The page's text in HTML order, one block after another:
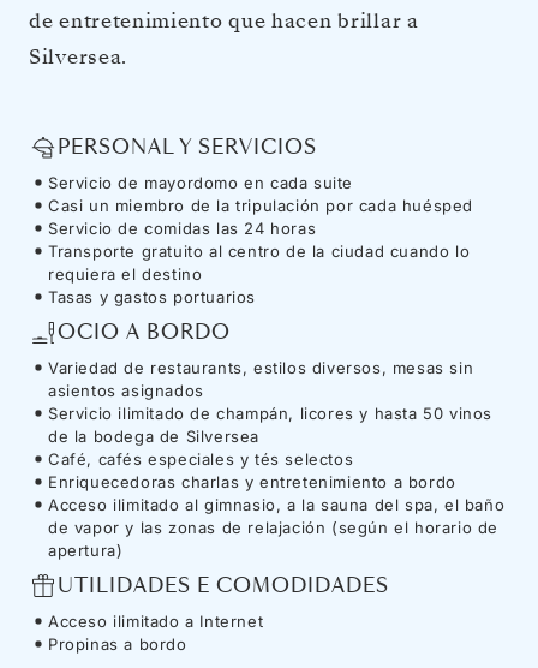
de entretenimiento que hacen brillar a
Silversea.
PERSONAL Y SERVICIOS
Servicio de mayordomo en cada suite
Casi un miembro de la tripulación por cada huésped
Servicio de comidas las 24 horas
Transporte gratuito al centro de la ciudad cuando lo
requiera el destino
Tasas y gastos portuarios
OCIO A BORDO
Variedad de restaurants, estilos diversos, mesas sin
asientos asignados
Servicio ilimitado de champán, licores y hasta 50 vinos
de la bodega de Silversea
Café, cafés especiales y tés selectos
Enriquecedoras charlas y entretenimiento a bordo
Acceso ilimitado al gimnasio, a la sauna del spa, el baño
de vapor y las zonas de relajación (según el horario de
apertura)
UTILIDADES E COMODIDADES
Acceso ilimitado a Internet
Propinas a bordo